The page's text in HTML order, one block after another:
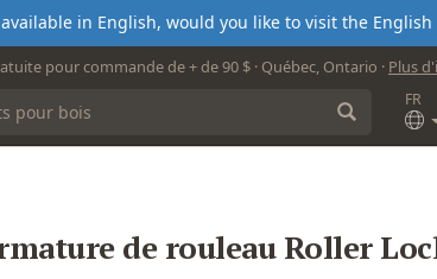
in English, would you like to visit the English
pour commande de + de 90 $ · Québec, Ontario · Plus
FR
de rouleau Roller